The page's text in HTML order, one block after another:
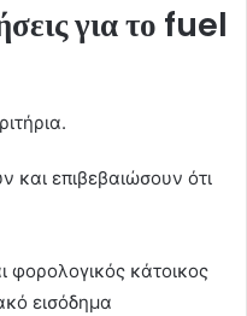
για το fuel
και επιβεβαιώσουν ότι
φορολογικός κάτοικος
εισόδημα